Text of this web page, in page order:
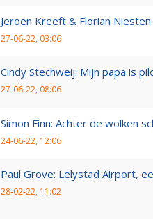
Jeroen Kreeft & Florian
27-06-22, 03:06
Cindy Stechweij: Mijn papa is
27-06-22, 08:06
Simon Finn: Achter de wolken
24-06-22, 12:06
Paul Grove: Lelystad Airport,
28-02-22, 11:02